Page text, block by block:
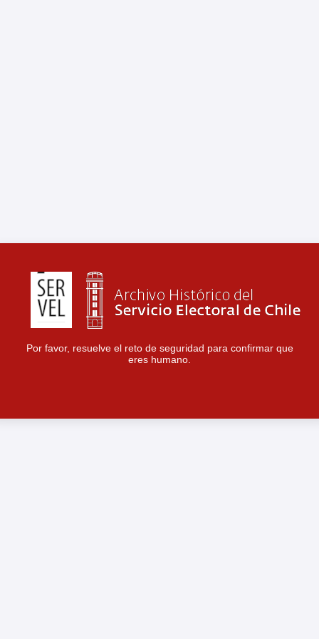
Por favor, resuelve el reto de seguridad para confirmar que
eres humano.